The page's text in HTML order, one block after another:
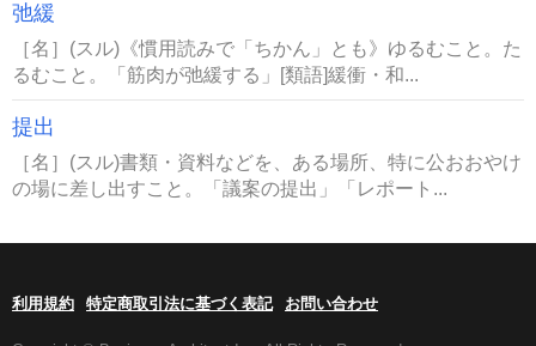
弛緩
［名］(スル)《慣用読みで「ちかん」とも》ゆるむこと。た
るむこと。「筋肉が弛緩する」[類語]緩衝・和...
提出
［名］(スル)書類・資料などを、ある場所、特に公おおやけ
の場に差し出すこと。「議案の提出」「レポート...
利用規約 特定商取引法に基づく表記 お問い合わせ